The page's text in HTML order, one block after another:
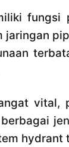
fungsi
jaringan
vital,
hydrant